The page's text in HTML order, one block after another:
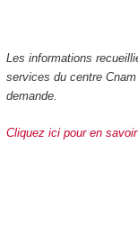
Les informations
services du centre
demande.
Cliquez ici pour en